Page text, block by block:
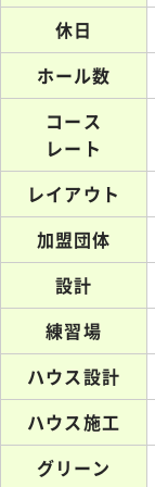
休日
ホール数
コース
レート
レイアウト
加盟団体
設計
練習場
ハウス設計
ハウス施工
グリーン